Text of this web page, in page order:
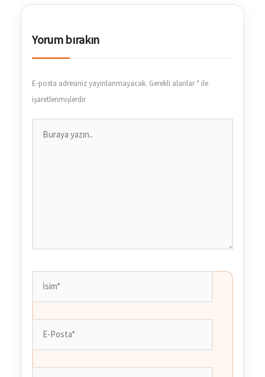
Yorum bırakın
E-posta adresiniz yayınlanmayacak. Gerekli alanlar* ile
işaretlenmişlerdir